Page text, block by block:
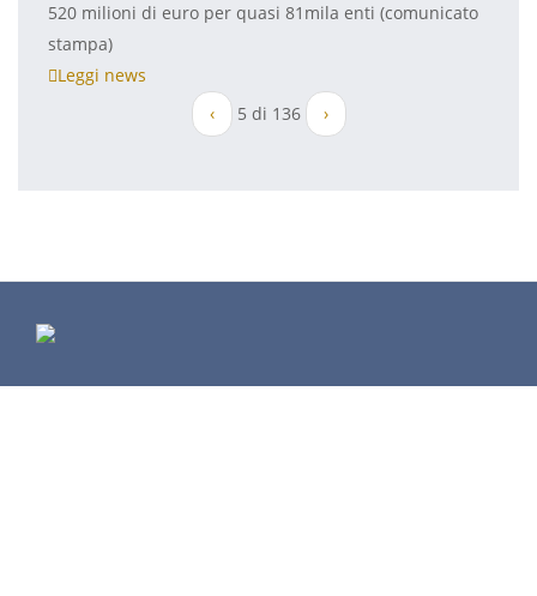
520 milioni di euro per quasi 81mila enti (comunicato
stampa)
Leggi news
‹
5 di 136 ›